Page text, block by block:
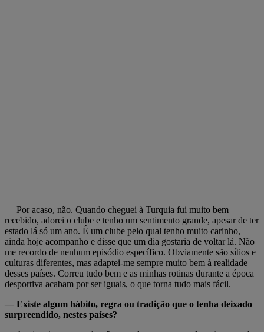
— Por acaso, não. Quando cheguei à Turquia fui muito bem
recebido, adorei o clube e tenho um sentimento grande, apesar de ter
estado lá só um ano. É um clube pelo qual tenho muito carinho,
ainda hoje acompanho e disse que um dia gostaria de voltar lá. Não
me recordo de nenhum episódio específico. Obviamente são sítios e
culturas diferentes, mas adaptei-me sempre muito bem à realidade
desses países. Correu tudo bem e as minhas rotinas durante a época
desportiva acabam por ser iguais, o que torna tudo mais fácil.
— Existe algum hábito, regra ou tradição que o tenha deixado
surpreendido, nestes países?